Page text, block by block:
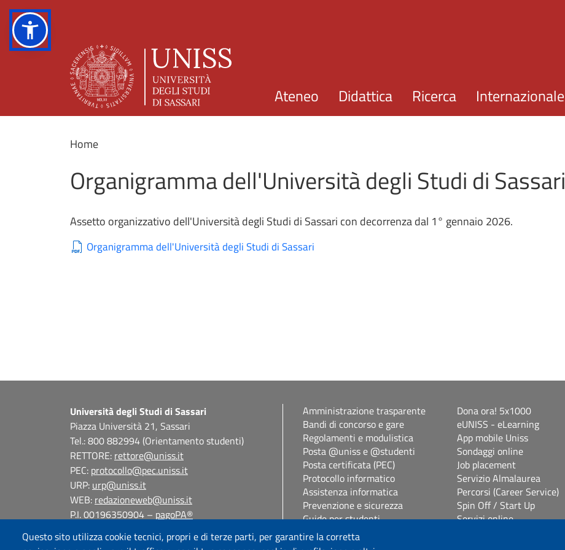
Questo sito utilizza cookie tecnici, propri e di terze parti, per garantire la corretta
Ateneo Didattica Ricerca Internazionale
Home
Organigramma dell'Università degli Studi di Sassari
Assetto organizzativo dell'Università degli Studi di Sassari con decorrenza dal 1° gennaio 2026.
Organigramma dell'Università degli Studi di Sassari
Università degli Studi di Sassari
Piazza Università 21, Sassari
Tel.: 800 882994 (Orientamento studenti)
RETTORE: rettore@uniss.it
PEC: protocollo@pec.uniss.it
URP: urp@uniss.it
WEB: redazioneweb@uniss.it
P.I. 00196350904 – pagoPA®
Amministrazione trasparente
Bandi di concorso e gare
Regolamenti e modulistica
Posta @uniss e @studenti
Posta certificata (PEC)
Protocollo informatico
Assistenza informatica
Prevenzione e sicurezza
Guide per studenti
Segreterie studenti
Studenti con disabilità e DSA
Dona ora! 5x1000
eUNISS - eLearning
App mobile Uniss
Sondaggi online
Job placement
Servizio Almalaurea
Percorsi (Career Service)
Spin Off / Start Up
Servizi online